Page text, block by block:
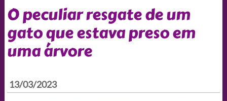
O peculiar resgate de um
gato que estava preso em
uma árvore
13/03/2023